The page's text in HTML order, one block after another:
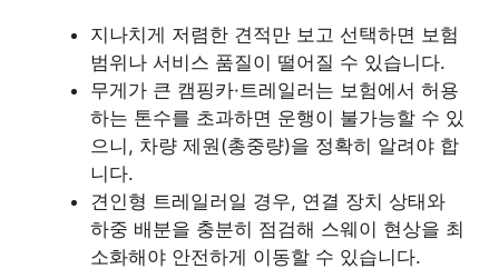
지나치게 저렴한 견적만 보고 선택하면 보험
범위나 서비스 품질이 떨어질 수 있습니다.
무게가 큰 캠핑카·트레일러는 보험에서 허용
하는 톤수를 초과하면 운행이 불가능할 수 있
으니, 차량 제원(총중량)을 정확히 알려야 합
니다.
견인형 트레일러일 경우, 연결 장치 상태와
하중 배분을 충분히 점검해 스웨이 현상을 최
소화해야 안전하게 이동할 수 있습니다.